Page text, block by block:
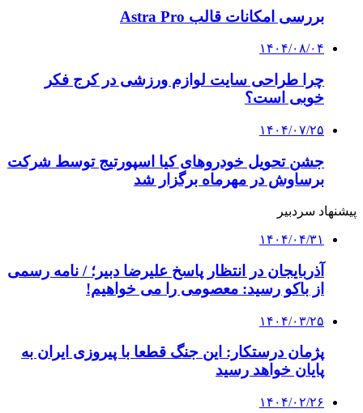
بررسی امکانات قالب Astra Pro
۱۴۰۴/۰۸/۰۴
چرا طراحی سایت لوازم ورزشی در کرج فکر
خوبی است؟
۱۴۰۴/۰۷/۲۵
جشن تحویل خودروهای کیا اسپورتیج توسط شرکت
برساوش در مهرماه برگزار شد
پیشنهاد سردبیر
۱۴۰۴/۰۴/۳۱
آذربایجان در انتظار پاسخ علیرضا دبیر؛ / نامه رسمی
از باکو رسید: معصومی را می خواهیم!
۱۴۰۴/۰۳/۲۵
پژمان درستکار: این جنگ قطعا با پیروزی ایران به
پایان خواهد رسید
۱۴۰۴/۰۲/۲۶